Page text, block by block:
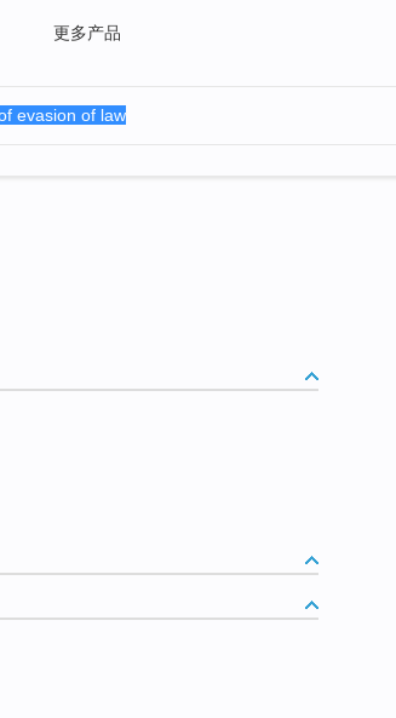
更多产品